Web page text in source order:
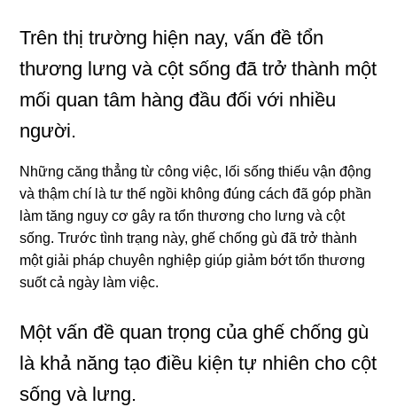
Trên thị trường hiện nay, vấn đề tổn
thương lưng và cột sống đã trở thành một
mối quan tâm hàng đầu đối với nhiều
người.
Những căng thẳng từ công việc, lối sống thiếu vận động
và thậm chí là tư thế ngồi không đúng cách đã góp phần
làm tăng nguy cơ gây ra tổn thương cho lưng và cột
sống. Trước tình trạng này, ghế chống gù đã trở thành
một giải pháp chuyên nghiệp giúp giảm bớt tổn thương
suốt cả ngày làm việc.
Một vấn đề quan trọng của ghế chống gù
là khả năng tạo điều kiện tự nhiên cho cột
sống và lưng.